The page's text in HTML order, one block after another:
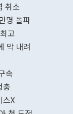
무너졌다고
함께 4자 대
며 월간 기
196.9% 급
수출은
기록했지만
취소
명 돌파
고
막 내려
속
충
스X